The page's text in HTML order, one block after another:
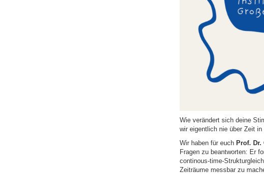
Wie verändert sich deine
wir eigentlich nie über Zeit in
Wir haben für euch Prof. Dr.
Fragen zu beantworten: Er
continous-time-
Zeiträume messbar zu